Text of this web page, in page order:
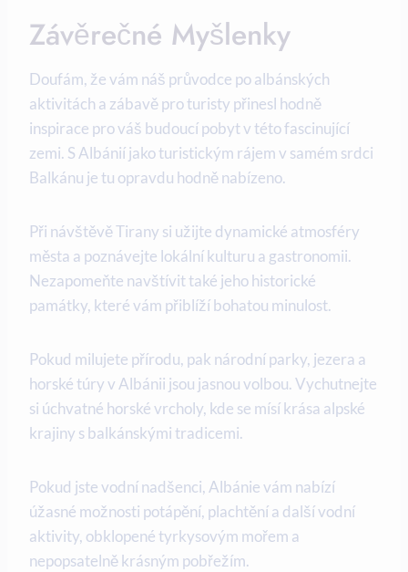
Závěrečné‌ Myšlenky
Doufám, že vám náš průvodce po albánských
aktivitách a zábavě pro turisty přinesl hodně
inspirace pro váš ‍budoucí ​pobyt v této⁣ fascinující⁤
zemi. S Albánií⁤ jako turistickým rájem v samém srdci
Balkánu je tu opravdu hodně nabízeno.
Při⁢ návštěvě Tirany si užijte dynamické atmosféry
města a ‌poznávejte lokální kulturu a ‍gastronomii.
Nezapomeňte ⁢navštívit také jeho historické
památky, které vám přiblíží ⁣bohatou minulost.
Pokud milujete přírodu,⁢ pak národní parky, jezera a
horské túry v Albánii‌ jsou⁤ jasnou volbou. ‌Vychutnejte
si úchvatné horské vrcholy, kde se mísí ⁤krása alpské
krajiny s balkánskými tradicemi.
Pokud jste vodní nadšenci, ‌Albánie vám⁢ nabízí
úžasné ‌možnosti⁢ potápění, plachtění a další vodní
aktivity, obklopené‌ tyrkysovým mořem a
nepopsatelně ⁤krásným pobřežím.